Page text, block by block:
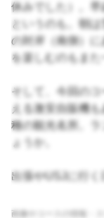
休みでした）。早
というのも。朝
の対岸（南側）に
を楽しむのもまた
そして、今回のコ
える激安自販機
種の観光名所。
ょうか。
出張やUSJに行く
画像やコースの情報・